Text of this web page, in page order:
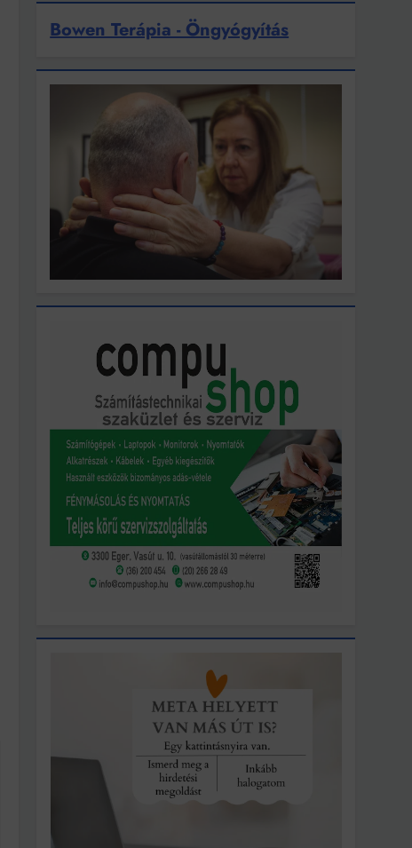
Bowen Terápia - Öngyógyítás